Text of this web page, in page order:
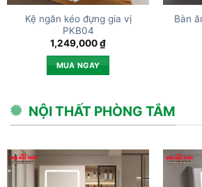
Kệ ngăn kéo đựng gia vị
PKB04
1,249,000₫
MUA NGAY
Bàn
NỘI THẤT PHÒNG TẮM